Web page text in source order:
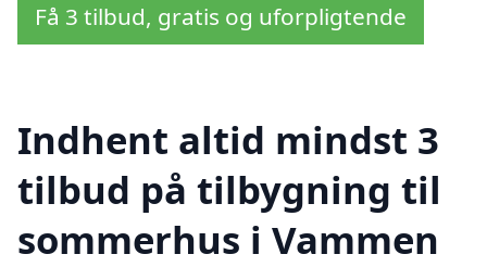
Få 3 tilbud, gratis og uforpligtende
Indhent altid mindst 3
tilbud på tilbygning til
sommerhus i Vammen